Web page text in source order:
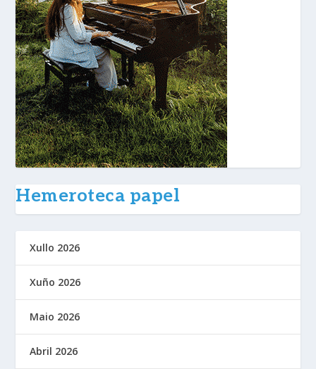
Hemeroteca papel
Xullo 2026
Xuño 2026
Maio 2026
Abril 2026